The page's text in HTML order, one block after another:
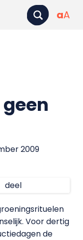
aA
2009
deel
Voor dertig
de